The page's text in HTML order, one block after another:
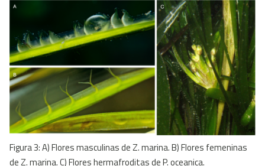
Figura 3: A) Flores masculinas de Z. marina. B) Flores femeninas
de Z. marina. C) Flores hermafroditas de P. oceanica.